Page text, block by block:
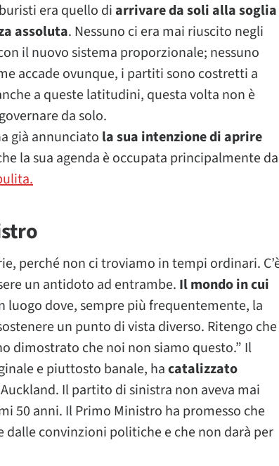
era quello diarrivare da soli alla soglia
assoluta. Nessuno ci era mai riuscito negli
il nuovo sistema proporzionale; nessuno
accade ovunque, i partiti sono costretti a
a queste latitudini, questa volta non è
da solo.
già annunciato la sua intenzione di aprire
la sua agenda è occupata principalmente da
perché non ci troviamo in tempi ordinari.
un antidoto ad entrambe. Il mondo in cui
luogo dove, sempre più frequentemente, la
un punto di vista diverso. Ritengo che
dimostrato che noi non siamo questo.” Il
e piuttosto banale, hacatalizzato
Il partito di sinistra non aveva mai
50 anni. Il Primo Ministro ha promesso che
convinzioni politiche e che non darà per